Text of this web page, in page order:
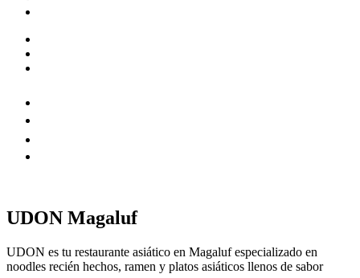
UDON Magaluf
UDON es tu restaurante asiático en Magaluf especializado en
noodles recién hechos, ramen y platos asiáticos llenos de sabor